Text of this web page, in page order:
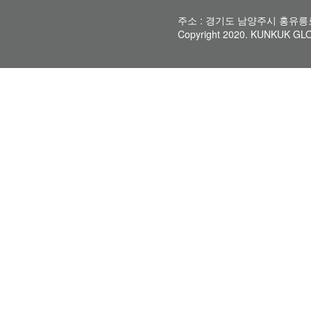
주소 : 경기도 남양주시 홍유
Copyright 2020. KUNKUK